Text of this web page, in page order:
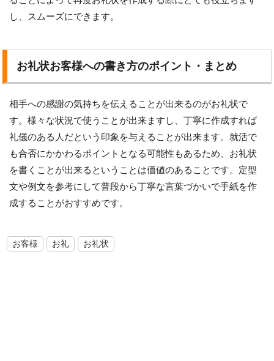
し、スムーズにできます。
お礼状お客様への書き方のポイント・まとめ
相手への感謝の気持ちを伝えることが出来るのがお礼状で
す。様々な状況で使うことが出来ますし、丁寧に作成すれば
礼儀のある人だという印象を与えることが出来ます。就活で
も合否にかかわるポイントとなる可能性もあるため、お礼状
を書くことが出来るということは価値のあることです。定型
文や例文を参考にして普段から丁寧な言葉づかいで手紙を作
成することがおすすめです。
お客様 お礼 お礼状